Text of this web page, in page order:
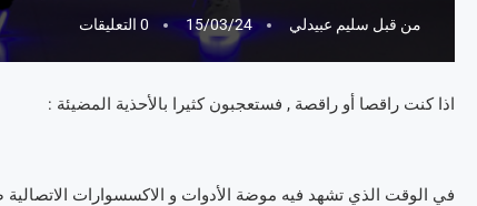
من قبل سليم عبيدلي 15/03/24 0 التعليقات
اذا كنت راقصا أو راقصة , فستعجبون كثيرا بالأحذية المضيئة :
في الوقت الذي تشهد فيه موضة الأدوات و الاكسسوارات